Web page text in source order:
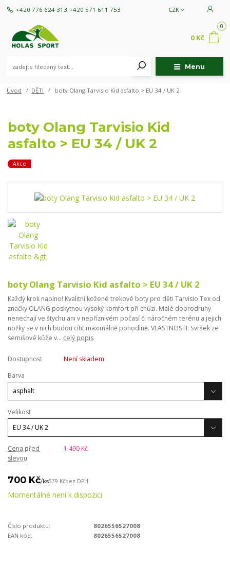
Menu
CZK
+420 776 624 313 +420 571 611 753
0
0 Kč
Úvod DĚTI boty Olang Tarvisio Kid asfalto > EU 34 / UK 2
boty Olang Tarvisio Kid
asfalto > EU 34 / UK 2
Akce
boty Olang Tarvisio Kid asfalto > EU 34 / UK 2
Každý krok naplno! Kvalitní kožené trekové boty pro děti Tarvisio Tex od
značky OLANG poskytnou vysoký komfort při chůzi. Malé dobrodruhy
nenechají ve štychu ani v nepříznivém počasí či náročném terénu a jejich
nožky se v nich budou cítit maximálně pohodlně. VLASTNOSTI: Svršek ze
semišové kůže v... celý popis
Dostupnost
Není skladem
Barva
Velikost
Cena před
slevou
1 490 Kč
700 Kč/ks579 Kčbez DPH
Momentálně není k dispozici
Číslo produktu:
8026556527008
EAN kód:
8026556527008